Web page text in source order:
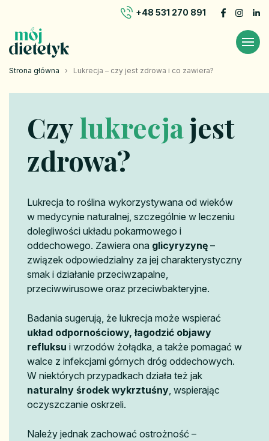
+48 531 270 891
Strona główna › Lukrecja – czy jest zdrowa i co zawiera?
Czylukrecjajest
zdrowa?
Lukrecja to roślina wykorzystywana od wieków
w medycynie naturalnej, szczególnie w leczeniu
dolegliwości układu pokarmowego i
oddechowego. Zawiera ona glicyryzynę –
związek odpowiedzialny za jej charakterystyczny
smak i działanie przeciwzapalne,
przeciwwirusowe oraz przeciwbakteryjne.
Badania sugerują, że lukrecja może wspierać
układ odpornościowy, łagodzić objawy
refluksu i wrzodów żołądka, a także pomagać w
walce z infekcjami górnych dróg oddechowych.
W niektórych przypadkach działa też jak
naturalny środek wykrztuśny , wspierając
oczyszczanie oskrzeli.
Należy jednak zachować ostrożność –